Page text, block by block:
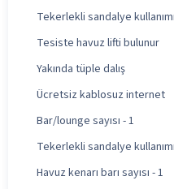
Tekerlekli sandalye
Tesiste havuz lifti bulunur
Yakında tüple dalış
Ücretsiz kablosuz internet
Bar/lounge sayısı - 1
Tekerlekli sandalye
Havuz kenarı barı sayısı - 1